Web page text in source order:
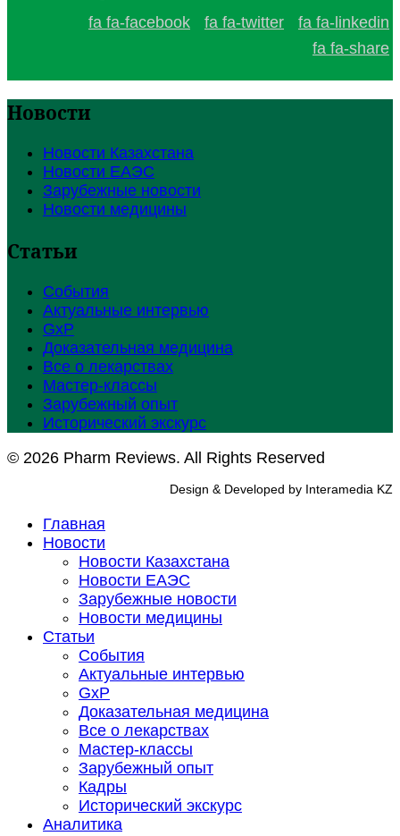
fa fa-facebook fa fa-twitter
fa fa-linkedin
fa fa-share
Новости
Новости Казахстана
Новости ЕАЭС
Зарубежные новости
Новости медицины
Статьи
События
Актуальные интервью
GxP
Доказательная медицина
Все о лекарствах
Мастер-классы
Зарубежный опыт
Исторический экскурс
© 2026 Pharm Reviews. All Rights Reserved
Design & Developed by Interamedia KZ
Главная
Новости
Новости Казахстана
Новости ЕАЭС
Зарубежные новости
Новости медицины
Статьи
События
Актуальные интервью
GxP
Доказательная медицина
Все о лекарствах
Мастер-классы
Зарубежный опыт
Кадры
Исторический экскурс
Аналитика